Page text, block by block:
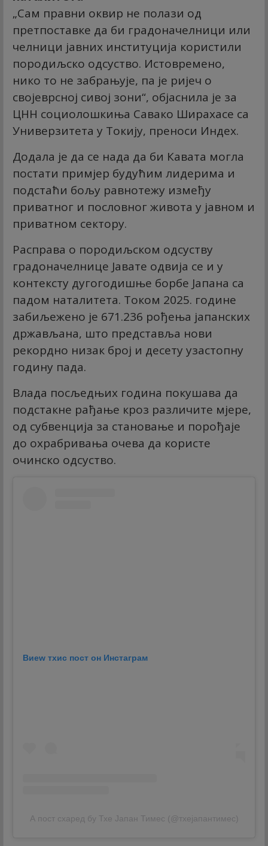
„Сам правни оквир не полази од
претпоставке да би градоначелници или
челници јавних институција користили
породиљско одсуство. Истовремено,
нико то не забрањује, па је ријеч о
својеврсној сивој зони“, објаснила је за
ЦНН социолошкиња Савако Ширахасе са
Универзитета у Токију, преноси Индеx.
Додала је да се нада да би Кавата могла
постати примјер будућим лидерима и
подстаћи бољу равнотежу између
приватног и пословног живота у јавном и
приватном сектору.
Расправа о породиљском одсуству
градоначелнице Јавате одвија се и у
контексту дугогодишње борбе Јапана са
падом наталитета. Током 2025. године
забиљежено је 671.236 рођења јапанских
држављана, што представља нови
рекордно низак број и десету узастопну
годину пада.
Влада посљедњих година покушава да
подстакне рађање кроз различите мјере,
од субвенција за становање и порођаје
до охрабривања очева да користе
очинско одсуство.
Виеw тхис пост он Инстаграм
А пост схаред бy Тхе Јапан Тимес (@тхејапантимес)